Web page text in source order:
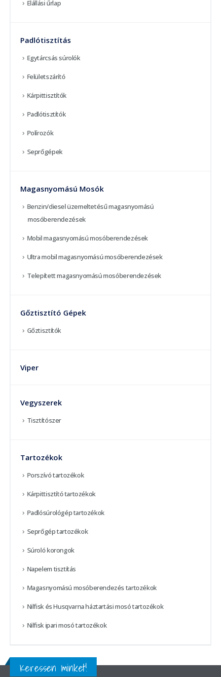
Elállási űrlap
Padlótisztítás
Egytárcsás súrolók
Felületszárító
Kárpittisztítók
Padlótisztítók
Polírozók
Seprőgépek
Magasnyomású Mosók
Benzin/diesel üzemeltetésű magasnyomású
mosóberendezések
Mobil magasnyomású mosóberendezések
Ultra mobil magasnyomású mosóberendezések
Telepített magasnyomású mosóberendezések
Gőztisztító Gépek
Gőztisztítók
Viper
Vegyszerek
Tisztítószer
Tartozékok
Porszívó tartozékok
Kárpittisztító tartozékok
Padlósúrológép tartozékok
Seprőgép tartozékok
Súroló korongok
Napelem tisztítás
Magasnyomású mosóberendezés tartozékok
Nilfisk és Husqvarna háztartási mosó tartozékok
Nilfisk ipari mosó tartozékok
Keressen minket!